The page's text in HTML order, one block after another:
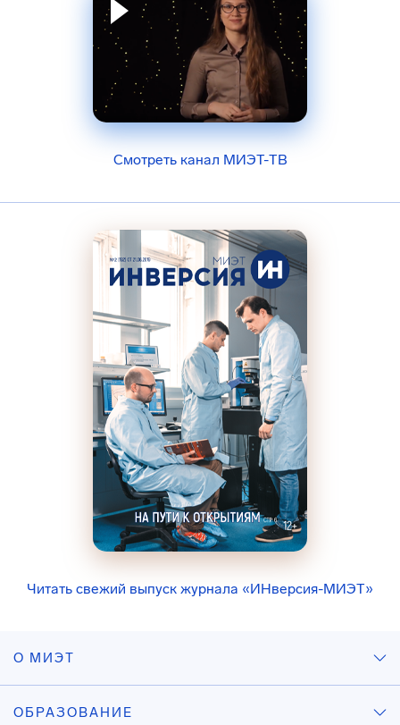
Смотреть канал МИЭТ-ТВ
Читать свежий выпуск журнала «ИНверсия-МИЭТ»
О МИЭТ
ОБРАЗОВАНИЕ